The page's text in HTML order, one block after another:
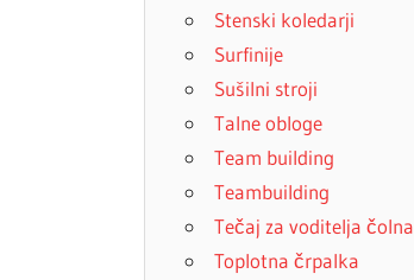
Stenski koledarji
Surfinije
Sušilni stroji
Talne obloge
Team building
Teambuilding
Tečaj za voditelja čolna
Toplotna črpalka